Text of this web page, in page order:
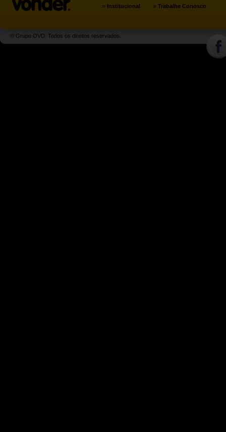
» Institucional » Trabalhe Conosco
© Grupo OVD. Todos os direitos reservados.